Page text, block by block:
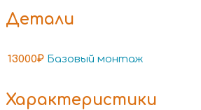
Детали
13000₽ Базовый монтаж
Характеристики